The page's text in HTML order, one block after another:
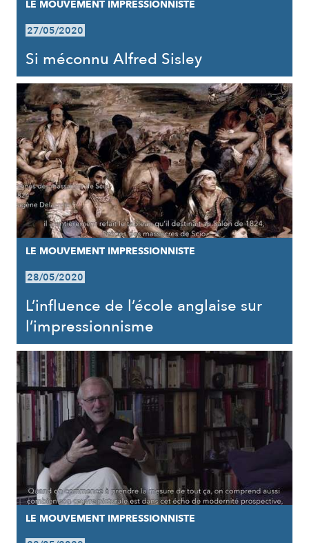
LE MOUVEMENT IMPRESSIONNISTE
27/05/2020
Si méconnu Alfred Sisley
LE MOUVEMENT IMPRESSIONNISTE
28/05/2020
L’influence de l’école anglaise sur
l’impressionnisme
LE MOUVEMENT IMPRESSIONNISTE